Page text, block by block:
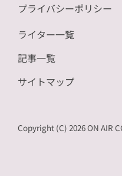
プライバシーポリシー
ライター一覧
記事一覧
サイトマップ
Copyright (C) 2026 ON AIR